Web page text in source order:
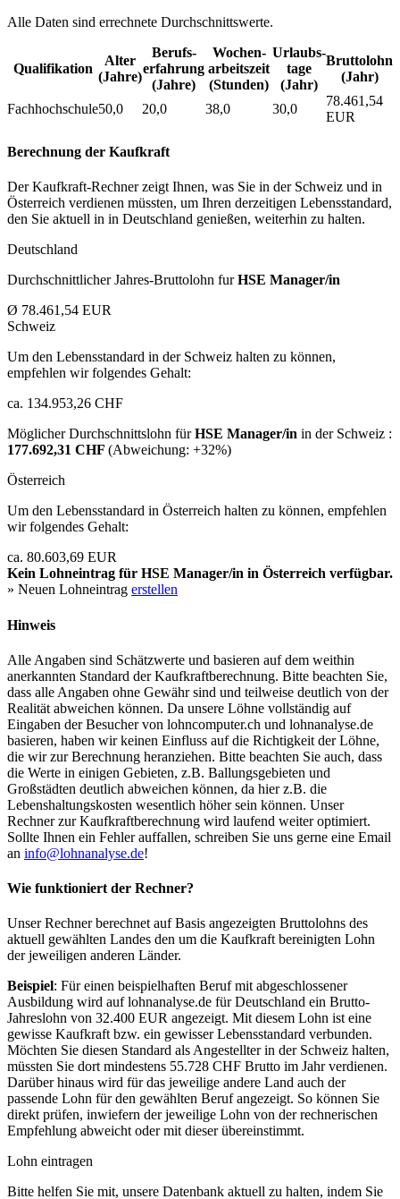
Alle Daten sind errechnete Durchschnittswerte.
Qualifikation
Alter
(Jahre)
Berufs­
erfahrung
(Jahre)
Wochen­
arbeitszeit
(Stunden)
Urlaubs­
tage
(Jahr)
Bruttolohn
(Jahr)
Fachhochschule50,0 20,0 38,0 30,0
78.461,54
EUR
Berechnung der Kaufkraft
Der Kaufkraft-Rechner zeigt Ihnen, was Sie in der Schweiz und in
Österreich verdienen müssten, um Ihren derzeitigen Lebensstandard,
den Sie aktuell in in Deutschland genießen, weiterhin zu halten.
Deutschland
Durchschnittlicher Jahres-Bruttolohn furHSE Manager/in
Ø 78.461,54 EUR
Schweiz
Um den Lebensstandard in der Schweiz halten zu können,
empfehlen wir folgendes Gehalt:
ca. 134.953,26 CHF
Möglicher Durchschnittslohn fürHSE Manager/in in der Schweiz :
177.692,31 CHF (Abweichung: +32%)
Österreich
Um den Lebensstandard in Österreich halten zu können, empfehlen
wir folgendes Gehalt:
ca. 80.603,69 EUR
Kein Lohneintrag für HSE Manager/in in Österreich verfügbar.
» Neuen Lohneintrag erstellen
Hinweis
Alle Angaben sind Schätzwerte und basieren auf dem weithin
anerkannten Standard der Kaufkraftberechnung. Bitte beachten Sie,
dass alle Angaben ohne Gewähr sind und teilweise deutlich von der
Realität abweichen können. Da unsere Löhne vollständig auf
Eingaben der Besucher von lohncomputer.ch und lohnanalyse.de
basieren, haben wir keinen Einfluss auf die Richtigkeit der Löhne,
die wir zur Berechnung heranziehen. Bitte beachten Sie auch, dass
die Werte in einigen Gebieten, z.B. Ballungsgebieten und
Großstädten deutlich abweichen können, da hier z.B. die
Lebenshaltungskosten wesentlich höher sein können. Unser
Rechner zur Kaufkraftberechnung wird laufend weiter optimiert.
Sollte Ihnen ein Fehler auffallen, schreiben Sie uns gerne eine Email
an info@lohnanalyse.de!
Wie funktioniert der Rechner?
Unser Rechner berechnet auf Basis angezeigten Bruttolohns des
aktuell gewählten Landes den um die Kaufkraft bereinigten Lohn
der jeweiligen anderen Länder.
Beispiel: Für einen beispielhaften Beruf mit abgeschlossener
Ausbildung wird auf lohnanalyse.de für Deutschland ein Brutto-
Jahreslohn von 32.400 EUR angezeigt. Mit diesem Lohn ist eine
gewisse Kaufkraft bzw. ein gewisser Lebensstandard verbunden.
Möchten Sie diesen Standard als Angestellter in der Schweiz halten,
müssten Sie dort mindestens 55.728 CHF Brutto im Jahr verdienen.
Darüber hinaus wird für das jeweilige andere Land auch der
passende Lohn für den gewählten Beruf angezeigt. So können Sie
direkt prüfen, inwiefern der jeweilige Lohn von der rechnerischen
Empfehlung abweicht oder mit dieser übereinstimmt.
Lohn eintragen
Bitte helfen Sie mit, unsere Datenbank aktuell zu halten, indem Sie